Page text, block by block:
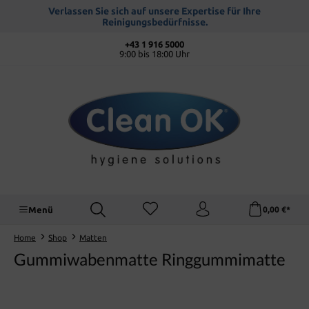
springenVerlassen Sie sich auf unsere Expertise für Ihre
Reinigungsbedürfnisse.
+43 1 916 5000
9:00 bis 18:00 Uhr
Menü 0,00 €*
Home Shop Matten
Gummiwabenmatte Ringgummimatte